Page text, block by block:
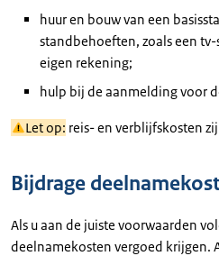
huur en bouw van een
standbehoeften, zoals een
eigen rekening;
hulp bij de aanmelding voor
Let op: reis- en verblijfskosten
Bijdrage
Als u aan de juiste voorwaarden
deelnamekosten vergoed krijgen.